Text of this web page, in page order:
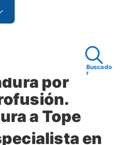
Buscado
r
por
a Tope
en